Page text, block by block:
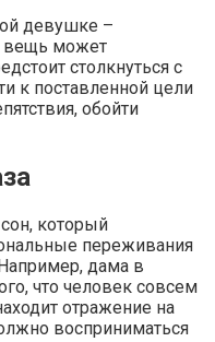
девушке –
вещь может
столкнуться с
к поставленной цели
обойти
который
переживания
дама в
что человек совсем
отражение на
восприниматься